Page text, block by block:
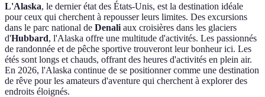
L'Alaska, le dernier état des États-Unis, est la destination idéale
pour ceux qui cherchent à repousser leurs limites. Des excursions
dans le parc national de Denali aux croisières dans les glaciers
d'Hubbard, l'Alaska offre une multitude d'activités. Les passionnés
de randonnée et de pêche sportive trouveront leur bonheur ici. Les
étés sont longs et chauds, offrant des heures d'activités en plein air.
En 2026, l'Alaska continue de se positionner comme une destination
de rêve pour les amateurs d'aventure qui cherchent à explorer des
endroits éloignés.